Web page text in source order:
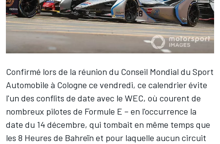
Confirmé lors de la réunion du Conseil Mondial du Sport
Automobile à Cologne ce vendredi, ce calendrier évite
l'un des conflits de date avec le WEC, où courent de
nombreux pilotes de Formule E – en l'occurrence la
date du 14 décembre, qui tombait en même temps que
les 8 Heures de Bahreïn et pour laquelle aucun circuit